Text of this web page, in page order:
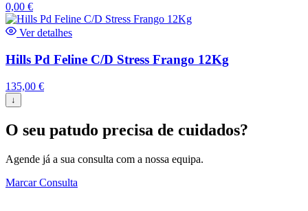
0,00 €
Ver detalhes
Hills Pd Feline C/D Stress Frango 12Kg
135,00 €
↓
O seu patudo precisa de cuidados?
Agende já a sua consulta com a nossa equipa.
Marcar Consulta